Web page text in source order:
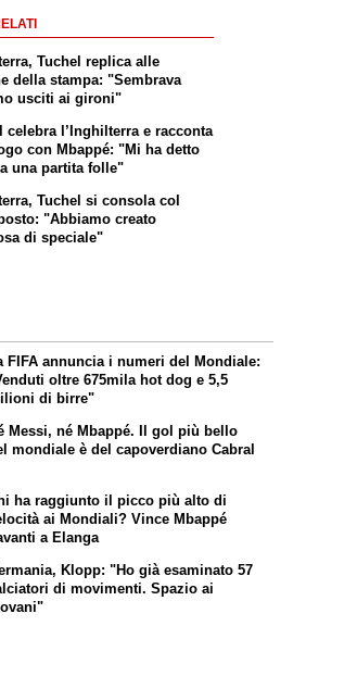
Tuchel replica alle
della stampa: "Sembrava
usciti ai gironi"
celebra l’Inghilterra e racconta
con Mbappé: "Mi ha detto
una partita folle"
Tuchel si consola col
"Abbiamo creato
di speciale"
FIFA annuncia i numeri del Mondiale:
oltre 675mila hot dog e 5,5
di birre"
Messi, né Mbappé. Il gol più bello
mondiale è del capoverdiano Cabral
ha raggiunto il picco più alto di
ai Mondiali? Vince Mbappé
a Elanga
Klopp: "Ho già esaminato 57
di movimenti. Spazio ai